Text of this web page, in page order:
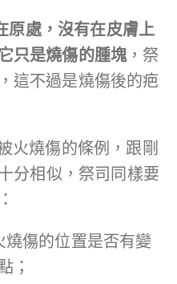
原處，沒有在皮膚上
只是燒傷的腫塊，祭
這不過是燒傷後的疤
火燒傷的條例，跟剛
分相似，祭司同樣要
燒傷的位置是否有變
；